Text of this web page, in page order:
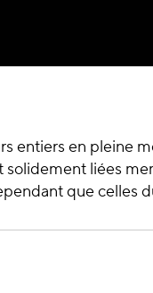
entiers en pleine
solidement liées
que celles